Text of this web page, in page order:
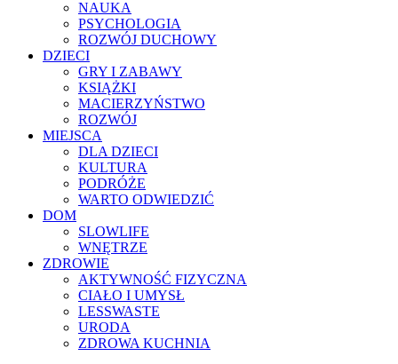
NAUKA
PSYCHOLOGIA
ROZWÓJ DUCHOWY
DZIECI
GRY I ZABAWY
KSIĄŻKI
MACIERZYŃSTWO
ROZWÓJ
MIEJSCA
DLA DZIECI
KULTURA
PODRÓŻE
WARTO ODWIEDZIĆ
DOM
SLOWLIFE
WNĘTRZE
ZDROWIE
AKTYWNOŚĆ FIZYCZNA
CIAŁO I UMYSŁ
LESSWASTE
URODA
ZDROWA KUCHNIA